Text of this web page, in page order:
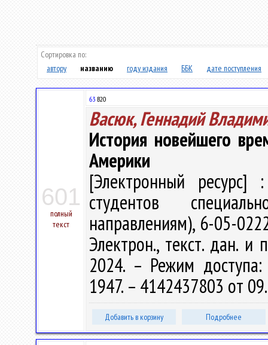
Сортировка по:
автору
названию году издания ББК дате поступления
601
полный
текст
63 В20
Васюк, Геннадий
История новейшего
Америки
[Электронный ресурс]
студентов
направлениям), 6-05-
Электрон., текст. дан.
2024. – Режим
1947. – 4142437803 от
Добавить в корзину Подробнее